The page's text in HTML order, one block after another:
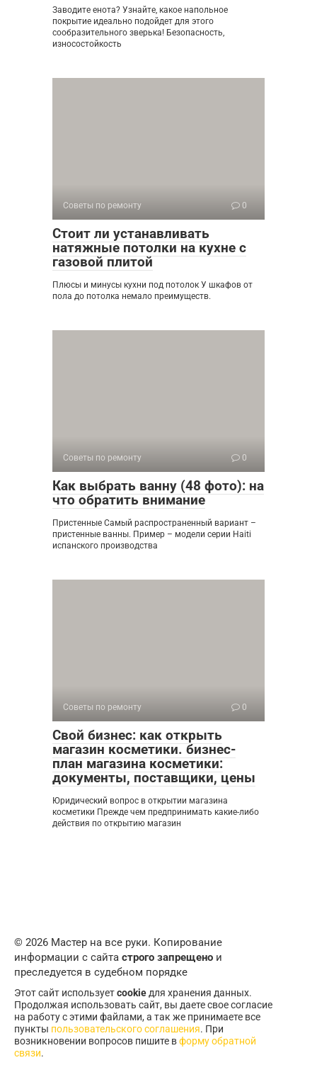
Заводите енота? Узнайте, какое напольное
покрытие идеально подойдет для этого
сообразительного зверька! Безопасность,
износостойкость
Советы по ремонту 0
Стоит ли устанавливать
натяжные потолки на кухне с
газовой плитой
Плюсы и минусы кухни под потолок У шкафов от
пола до потолка немало преимуществ.
Советы по ремонту 0
Как выбрать ванну (48 фото): на
что обратить внимание
Пристенные Самый распространенный вариант –
пристенные ванны. Пример – модели серии Haiti
испанского производства
Советы по ремонту 0
Свой бизнес: как открыть
магазин косметики. бизнес-
план магазина косметики:
документы, поставщики, цены
Юридический вопрос в открытии магазина
косметики Прежде чем предпринимать какие-либо
действия по открытию магазин
© 2026 Мастер на все руки. Копирование
информации с сайта строго запрещено и
преследуется в судебном порядке
Этот сайт используетcookie для хранения данных.
Продолжая использовать сайт, вы даете свое согласие
на работу с этими файлами, а так же принимаете все
пункты пользовательского соглашения. При
возникновении вопросов пишите вформу обратной
связи.